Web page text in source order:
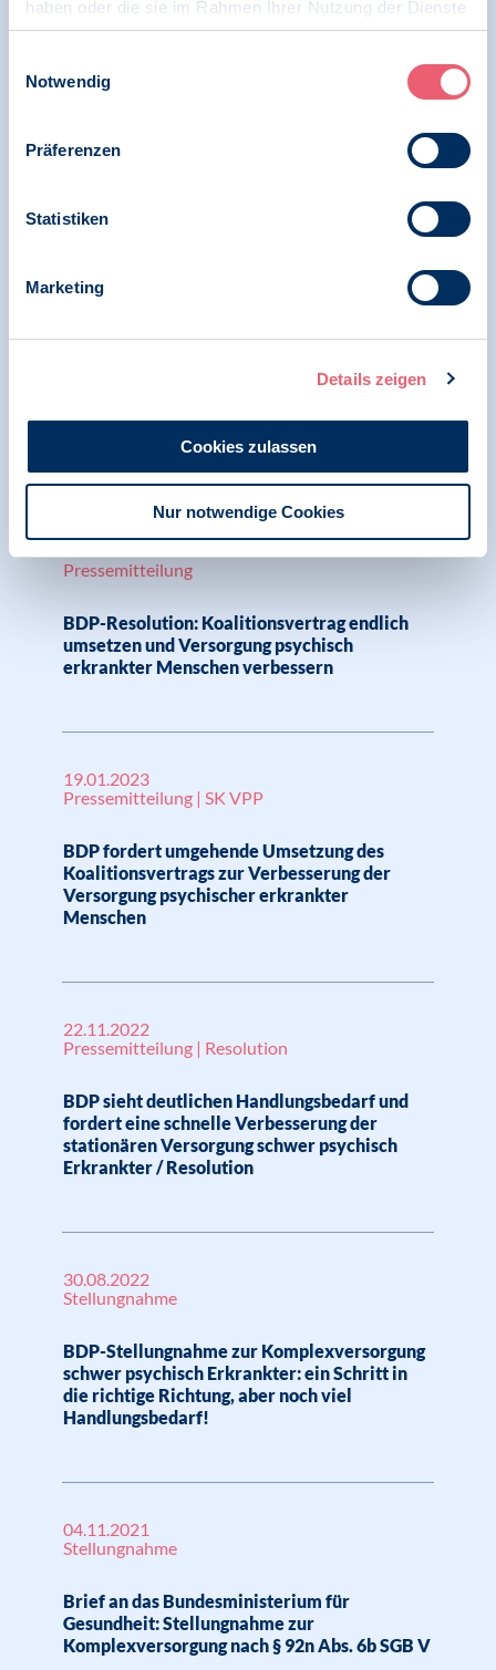
haben oder die sie im Rahmen Ihrer Nutzung der Dienste
gesammelt haben.
Notwendig
Präferenzen
Statistiken
Marketing
Details zeigen
Cookies zulassen
Nur notwendige Cookies
28.11.2024
Schwangerschaftsabbruchs“
Pressemitteilung | Psychologie und Gesundheit
BDP unterstützt Resolution zur Sicherung der
psychosozialen Versorgung in
Akutkrankenhäusern
Pressemitteilung
BDP-Resolution: Koalitionsvertrag endlich
umsetzen und Versorgung psychisch
erkrankter Menschen verbessern
19.01.2023
Pressemitteilung | SK VPP
BDP fordert umgehende Umsetzung des
Koalitionsvertrags zur Verbesserung der
Versorgung psychischer erkrankter
Menschen
22.11.2022
Pressemitteilung | Resolution
BDP sieht deutlichen Handlungsbedarf und
fordert eine schnelle Verbesserung der
stationären Versorgung schwer psychisch
Erkrankter / Resolution
30.08.2022
Stellungnahme
BDP-Stellungnahme zur Komplexversorgung
schwer psychisch Erkrankter: ein Schritt in
die richtige Richtung, aber noch viel
Handlungsbedarf!
04.11.2021
Stellungnahme
Brief an das Bundesministerium für
Gesundheit: Stellungnahme zur
Komplexversorgung nach § 92n Abs. 6b SGB V